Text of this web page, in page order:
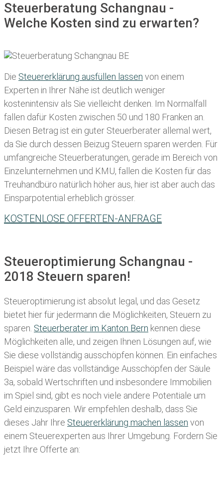
Steuerberatung Schangnau -
Welche Kosten sind zu erwarten?
Die Steuererklärung ausfüllen lassen von einem
Experten in Ihrer Nähe ist deutlich weniger
kostenintensiv als Sie vielleicht denken. Im Normalfall
fallen dafür Kosten zwischen 50 und 180 Franken an.
Diesen Betrag ist ein guter Steuerberater allemal wert,
da Sie durch dessen Beizug Steuern sparen werden. Für
umfangreiche Steuerberatungen, gerade im Bereich von
Einzelunternehmen und KMU, fallen die Kosten für das
Treuhandbüro natürlich höher aus, hier ist aber auch das
Einsparpotential erheblich grösser.
KOSTENLOSE OFFERTEN-ANFRAGE
Steueroptimierung Schangnau -
2018 Steuern sparen!
Steueroptimierung ist absolut legal, und das Gesetz
bietet hier für jedermann die Möglichkeiten, Steuern zu
sparen. Steuerberater im K anton Bern kennen diese
Möglichkeiten alle, und zeigen Ihnen Lösungen auf, wie
Sie diese vollständig ausschöpfen können. Ein einfaches
Beispiel wäre das vollständige Ausschöpfen der Säule
3a, sobald Wertschriften und insbesondere Immobilien
im Spiel sind, gibt es noch viele andere Potentiale um
Geld einzusparen. Wir empfehlen deshalb, dass Sie
dieses Jahr Ihre Steuererklärung machen lassen von
einem Steuerexperten aus Ihrer Umgebung. Fordern Sie
jetzt Ihre Offerte an: